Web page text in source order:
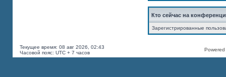
Кто сейчас на
Зарегистрированные
Текущее время: 08 авг 2026, 02:43
Часовой пояс: UTC + 7 часов